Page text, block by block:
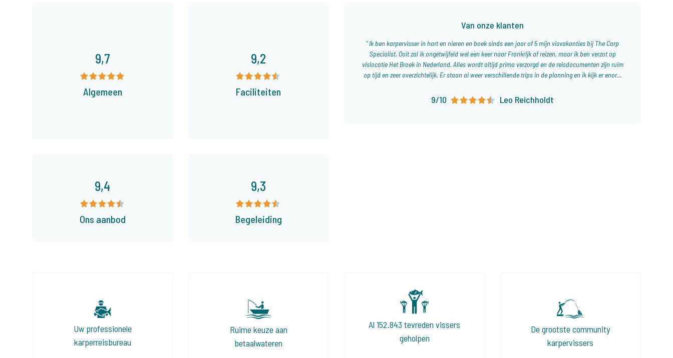
9,7
Algemeen
9,2
Faciliteiten
Van onze klanten
Ik ben karpervisser in hart en nieren en boek sinds een jaar of 5 mijn visvakanties bij The Carp
Specialist. Ooit zal ik ongetwijfeld wel een keer naar Frankrijk af reizen, maar ik ben verzot op
vislocatie Het Broek in Nederland. Alles wordt altijd prima verzorgd en de reisdocumenten zijn ruim
op tijd en zeer overzichtelijk. Er staan al weer verschillende trips in de planning en ik kijk er enorm
9/10 Leo Reichholdt
9,4
Ons aanbod
9,3
Begeleiding
Uw professionele
karperreisbureau
Ruime keuze aan
betaalwateren
Al 152.843 tevreden vissers
geholpen
De grootste community
karpervissers